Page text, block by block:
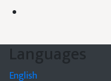
Languages
English